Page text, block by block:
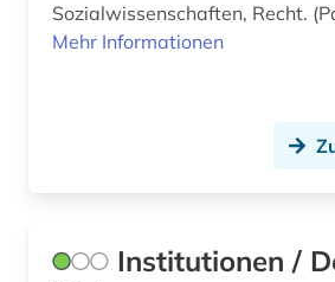
Sozialwissenschaften, Recht.
Mehr Informationen
Institutionen /